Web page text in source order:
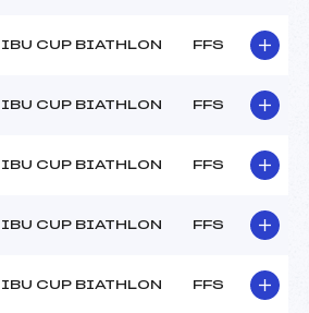
IBU CUP BIATHLON FFS
IBU CUP BIATHLON FFS
IBU CUP BIATHLON FFS
IBU CUP BIATHLON FFS
IBU CUP BIATHLON FFS